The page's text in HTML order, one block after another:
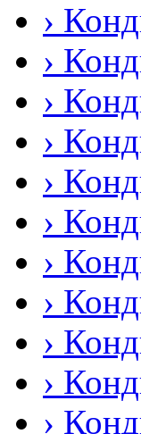
›
›
›
›
›
›
›
›
›
›
›